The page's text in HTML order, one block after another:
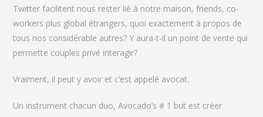
Twitter facilitent nous rester lié à notre maison, friends, co-
workers plus global étrangers, quoi exactement à propos de
tous nos considérable autres? Y aura-t-il un point de vente qui
permette couples privé interagir?
Vraiment, il peut y avoir et c’est appelé avocat.
Un instrument chacun duo, Avocado’s # 1 but est créer